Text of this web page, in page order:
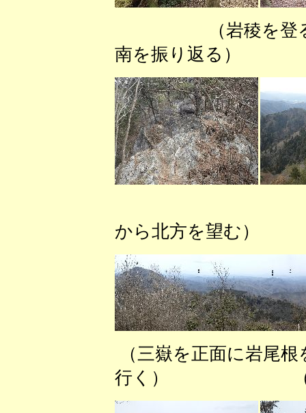
（岩稜を登
南を振り返る
から北方を望む）
（三嶽を正面に
行く） （小金